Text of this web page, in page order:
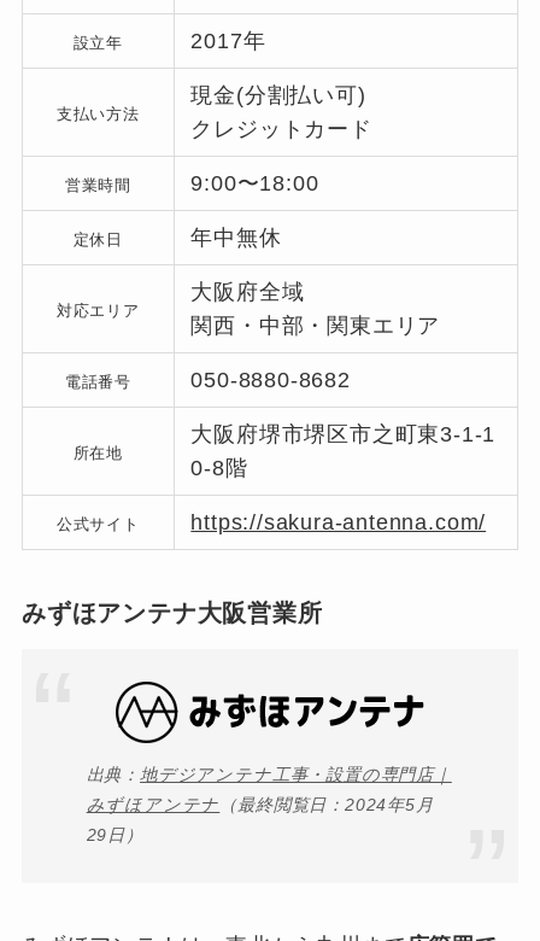
設立年 2017年
支払い方法
現金(分割払い可)
クレジットカード
営業時間 9:00〜18:00
定休日 年中無休
対応エリア
大阪府全域
関西・中部・関東エリア
電話番号 050-8880-8682
所在地
大阪府堺市堺区市之町東3-1-1
0-8階
公式サイト https://sakura-antenna.com/
みずほアンテナ大阪営業所
出典：地デジアンテナ工事・設置の専門店｜
みずほアンテナ （最終閲覧日：2024年5月
29日）